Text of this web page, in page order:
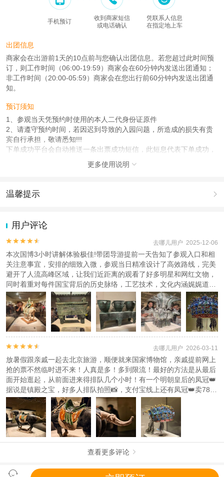
手机预订
收到商家短信
或电话确认
凭联系人信息
在指定地上车
出团信息
商家会在出游前1天的10点前与您确认出团信息。若您超过此时间预
订，则工作时间（06:00-19:59）商家会在60分钟内发送出团通知；
非工作时间（20:00-05:59）商家会在您出行前60分钟内发送出团通
知。
预订须知
1、参观当天凭预约时使用的本人二代身份证原件
2、请遵守预约时间，若因迟到导致的入园问题，所造成的损失有贵
宾自行承担，敬请悉知!!!
下单成功平台会自动推送一条出票成功短信，此短息代表下单成功，
不代表出票成功。所有订票均需抢票，不保证100%出票成功!
1、凭身份证入园，未携带身份证造成无法入园自行承担损失。如儿
童无身份证，请携带户口本。 2、如因闭园或无票库存未及时更新导
3、请遵守预约时间，若因迟到导致的入园问题，我社负责协调，结
果以现场为准，所造成的损失有贵宾自行承担，敬请悉知!!!
人群说明
（18岁以下儿童和70岁以上老人必须由成人陪同参观）
出团信息
下单讲解的顾客，商家会在出游前1天的20点前与您确认出团信息。
若您超过此时间预订，则工作时间(06:00:00-19:59:59)商家会在120
分钟内发送出团通知;非工作时间
(20:00:00-05:59:59)商家会在您出行前120分钟内发送出团通知。
更多使用说明 
温馨提示 
动（如跳伞、潜水、滑雪等）前，请务必仔细阅读
2.为普及旅游安全知识及旅游文明公约，使您的旅程顺利圆满完成，
特制定《去哪儿网旅游安全手册》 ，请您认真阅读并切实遵守。
用户评论

 去哪儿用户 2025-12-06
本次国博3小时讲解体验极佳!带团导游提前一天告知了参观入口和相
关注意事宜，安排的细致入微，参观当日精准设计了高效路线，完美
避开了人流高峰区域，让我们近距离的观看了好多明星和网红文物，
同时着重对每件国宝背后的历史脉络，工艺技术，文化内涵娓娓道
来，通过导游的生动解读让沉睡的文物真正"活"了起来，变成一堂引
人入胜的历史课，专业功底深厚，解答疑问清晰到位。这3小时的讲
授绝对物超所值，强烈推荐给希望获得高质量博物馆体验的参观者。

 去哪儿用户 2026-03-11
放暑假跟亲戚一起去北京旅游，顺便就来国家博物馆，亲戚提前网上
抢的票不然临时进不来！人真是多！多到限流！最好的方法是从最后
面开始逛起，从前面进来得排队几个小时！有一个明朝皇后的凤冠👑
据说是镇殿之宝，好多人排队拍照📸，支付宝线上还有凤冠👑卖78一
个，在里面兑换，很漂亮！带了纪念品回家！来一次就够了！
查看更多评论 
